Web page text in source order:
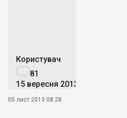
Користувач
81
15 вересня 2013
05 лист 2013 08:28